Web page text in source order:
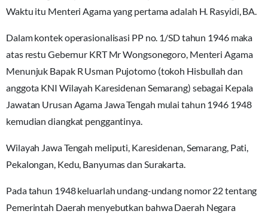
Waktu itu Menteri Agama yang pertama adalah H. Rasyidi, BA.
Dalam kontek operasionalisasi PP no. 1/SD tahun 1946 maka
atas restu Gebernur KRT Mr Wongsonegoro, Menteri Agama
Menunjuk Bapak R Usman Pujotomo (tokoh Hisbullah dan
anggota KNI Wilayah Karesidenan Semarang) sebagai Kepala
Jawatan Urusan Agama Jawa Tengah mulai tahun 1946 1948
kemudian diangkat penggantinya.
Wilayah Jawa Tengah meliputi, Karesidenan, Semarang, Pati,
Pekalongan, Kedu, Banyumas dan Surakarta.
Pada tahun 1948 keluarlah undang-undang nomor 22 tentang
Pemerintah Daerah menyebutkan bahwa Daerah Negara